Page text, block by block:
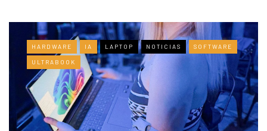
HARDWARE IA LAPTOP NOTICIAS SOFTWARE
ULTRABOOK